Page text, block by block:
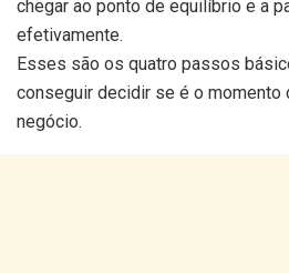
chegar ao ponto de equilíbrio e a
efetivamente.
Esses são os quatro passos
conseguir decidir se é o momento
negócio.